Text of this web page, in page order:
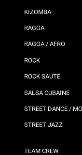
KIZOMBA
RAGGA
RAGGA / AFRO
ROCK
ROCK SAUTÉ
SALSA CUBAINE
STREET DANCE /
STREET JAZZ
TEAM CREW